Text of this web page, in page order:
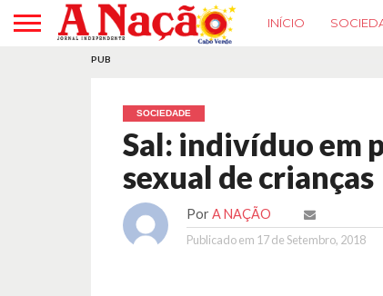
INÍCIO
PUB
SOCIEDADE
Sal: indivíduo em
sexual de crianças
Por A NAÇÃO
Publicado em 17 de Setembro, 2018